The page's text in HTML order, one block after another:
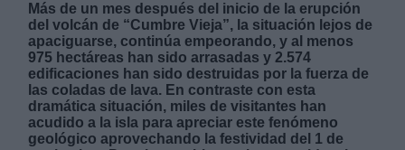
Más de un mes después del inicio de la erupción
del volcán de “Cumbre Vieja”, la situación lejos de
apaciguarse, continúa empeorando, y al menos
975 hectáreas han sido arrasadas y 2.574
edificaciones han sido destruidas por la fuerza de
las coladas de lava. En contraste con esta
dramática situación, miles de visitantes han
acudido a la isla para apreciar este fenómeno
geológico aprovechando la festividad del 1 de
Derechos: